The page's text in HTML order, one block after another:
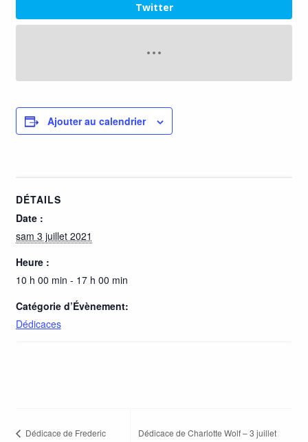
Twitter
Ajouter au calendrier
DÉTAILS
Date :
sam 3 juillet 2021
Heure :
10 h 00 min - 17 h 00 min
Catégorie d’Évènement:
Dédicaces
Dédicace de Frederic
Dédicace de Charlotte Wolf – 3 juillet